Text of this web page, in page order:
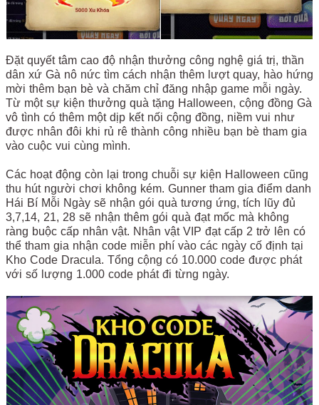
Đặt quyết tâm cao độ nhận thưởng công nghệ giá trị, thần
dân xứ Gà nô nức tìm cách nhận thêm lượt quay, hào hứng
mời thêm bạn bè và chăm chỉ đăng nhập game mỗi ngày.
Từ một sự kiện thưởng quà tặng Halloween, cộng đồng Gà
vô tình có thêm một dịp kết nối cộng đồng, niềm vui như
được nhân đôi khi rủ rê thành công nhiều bạn bè tham gia
vào cuộc vui cùng mình.
Các hoạt động còn lại trong chuỗi sự kiện Halloween cũng
thu hút người chơi không kém. Gunner tham gia điểm danh
Hái Bí Mỗi Ngày sẽ nhận gói quà tương ứng, tích lũy đủ
3,7,14, 21, 28 sẽ nhận thêm gói quà đạt mốc mà không
ràng buộc cấp nhân vật. Nhân vật VIP đạt cấp 2 trở lên có
thể tham gia nhận code miễn phí vào các ngày cố định tại
Kho Code Dracula. Tổng cộng có 10.000 code được phát
với số lượng 1.000 code phát đi từng ngày.